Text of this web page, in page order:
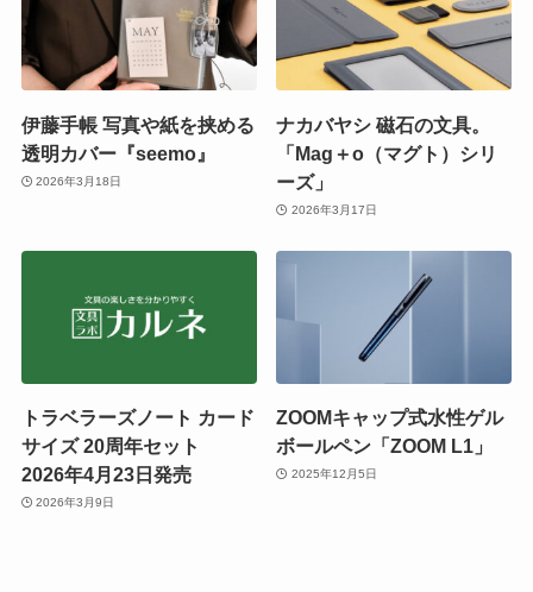
伊藤手帳 写真や紙を挟める
透明カバー『seemo』
2026年3月18日
ナカバヤシ 磁石の文具。
「Mag＋o（マグト）シリ
ーズ」
2026年3月17日
トラベラーズノート カード
サイズ 20周年セット
2026年4月23日発売
2026年3月9日
ZOOMキャップ式水性ゲル
ボールペン「ZOOM L1」
2025年12月5日